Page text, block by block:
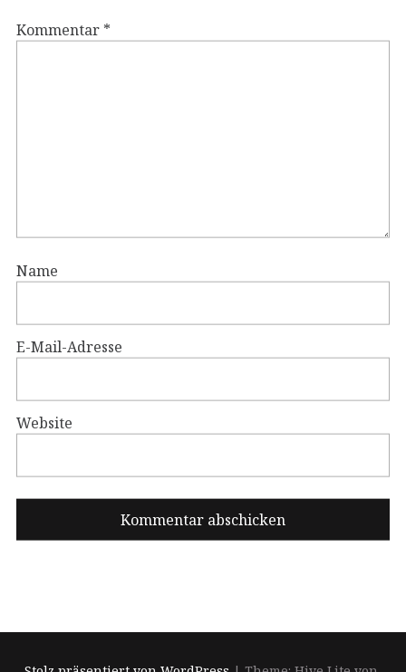
Kommentar *
Name
E-Mail-Adresse
Website